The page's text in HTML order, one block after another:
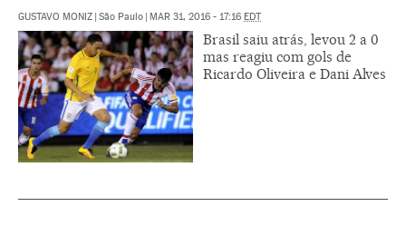
GUSTAVO MONIZ São Paulo MAR 31, 2016 - 17:16 EDT
Brasil saiu atrás, levou 2 a 0
mas reagiu com gols de
Ricardo Oliveira e Dani Alves